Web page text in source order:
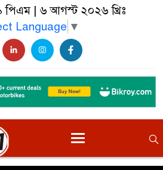
পিএম| ৬ আগস্ট ২০২৬ খ্রিঃ
Language ▼